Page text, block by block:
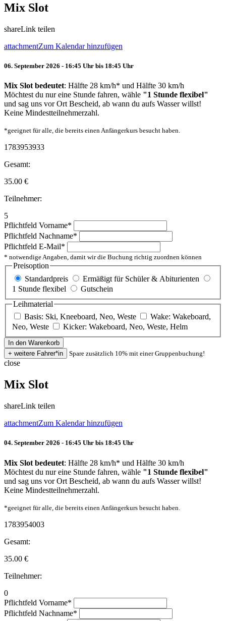
Mix Slot
shareLink teilen
attachmentZum Kalendar hinzufügen
06. September 2026 - 16:45 Uhr bis 18:45 Uhr
Mix Slot bedeutet: Hälfte 28 km/h* und Hälfte 30 km/h
Möchtest du nur eine Stunde fahren, wähle "1 Stunde flexibel"
und sag uns vor Ort Bescheid, ab wann du aufs Wasser willst!
Keine Mindestteilnehmerzahl.
*geeignet für alle, die bereits einen Anfängerkurs besucht haben.
1783953933
Gesamt:
35.00 €
Teilnehmer:
5
Pflichtfeld Vorname*
Pflichtfeld Nachname*
Pflichtfeld E-Mail*
* notwendige Angaben, damit wir die Buchung richtig zuordnen können
Preisoption
Standardpreis
Ermäßigt für Schüler & Abiturienten
1 Stunde flexibel
Gutschein
Leihmaterial
Basis: Ski, Kneeboard, Neo, Weste
Wake: Wakeboard,
Neo, Weste
Kicker: Wakeboard, Neo, Weste, Helm
Spare zusätzlich 10% mit einer Gruppenbuchung!
close
Mix Slot
shareLink teilen
attachmentZum Kalendar hinzufügen
04. September 2026 - 16:45 Uhr bis 18:45 Uhr
Mix Slot bedeutet: Hälfte 28 km/h* und Hälfte 30 km/h
Möchtest du nur eine Stunde fahren, wähle "1 Stunde flexibel"
und sag uns vor Ort Bescheid, ab wann du aufs Wasser willst!
Keine Mindestteilnehmerzahl.
*geeignet für alle, die bereits einen Anfängerkurs besucht haben.
1783954003
Gesamt:
35.00 €
Teilnehmer:
0
Pflichtfeld Vorname*
Pflichtfeld Nachname*